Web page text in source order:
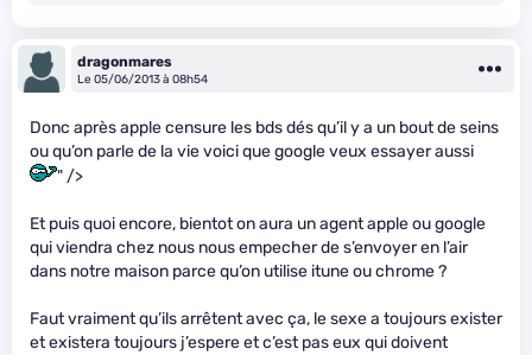
dragonmares
Le 05/06/2013 à 08h54
Donc après apple censure les bds dés qu’il y a un bout de seins
ou qu’on parle de la vie voici que google veux essayer aussi
" />
Et puis quoi encore, bientot on aura un agent apple ou google
qui viendra chez nous nous empecher de s’envoyer en l’air
dans notre maison parce qu’on utilise itune ou chrome ?
Faut vraiment qu’ils arrêtent avec ça, le sexe a toujours exister
et existera toujours j’espere et c’est pas eux qui doivent